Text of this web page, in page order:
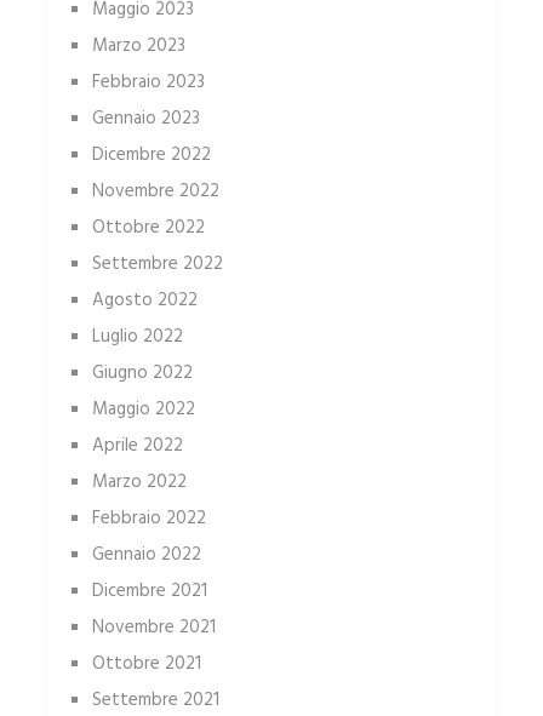
Maggio 2023
Marzo 2023
Febbraio 2023
Gennaio 2023
Dicembre 2022
Novembre 2022
Ottobre 2022
Settembre 2022
Agosto 2022
Luglio 2022
Giugno 2022
Maggio 2022
Aprile 2022
Marzo 2022
Febbraio 2022
Gennaio 2022
Dicembre 2021
Novembre 2021
Ottobre 2021
Settembre 2021